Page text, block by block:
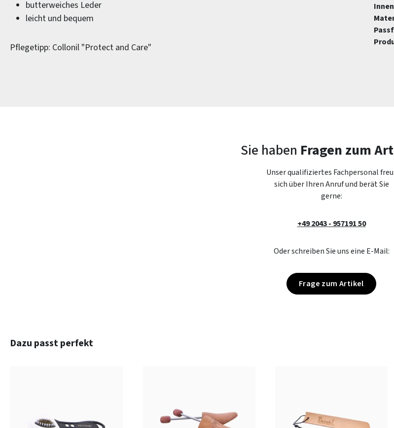
butterweiches Leder
leicht und bequem
Pflegetipp: Collonil "Protect and Care"
Sie haben Fragen zum
Unser qualifiziertes Fachpersonal
sich über Ihren Anruf und berät Sie
gerne:
+49 2043 - 957191 50
Oder schreiben Sie uns eine E-Mail:
Frage zum Artikel
Produktgalerie überspringen
Dazu passt perfekt